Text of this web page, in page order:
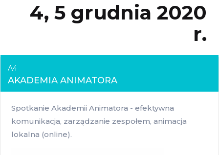
4, 5 grudnia 2020
r.
A4
AKADEMIA ANIMATORA
Spotkanie Akademii Animatora - efektywna
komunikacja, zarządzanie zespołem, animacja
lokalna (online).